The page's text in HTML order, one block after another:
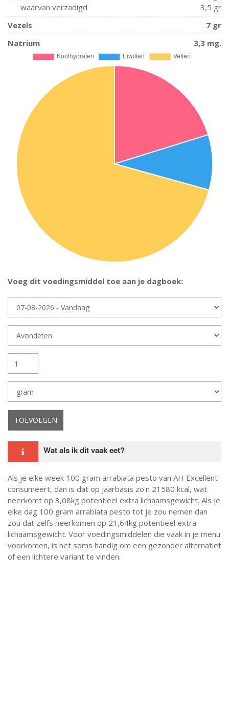
waarvan verzadigd
3,5 gr
Vezels
7 gr
Natrium
3,3 mg.
Voeg dit voedingsmiddel toe aan je dagboek:
Dagdeel
TOEVOEGEN
Wat als ik dit vaak eet?
Als je elke week 100 gram arrabiata pesto van AH Excellent
consumeert, dan is dat op jaarbasis zo'n 21580 kcal, wat
neerkomt op 3,08kg potentieel extra lichaamsgewicht. Als je
elke dag 100 gram arrabiata pesto tot je zou nemen dan
zou dat zelfs neerkomen op 21,64kg potentieel extra
lichaamsgewicht. Voor voedingsmiddelen die vaak in je menu
voorkomen, is het soms handig om een gezonder alternatief
of een lichtere variant te vinden.